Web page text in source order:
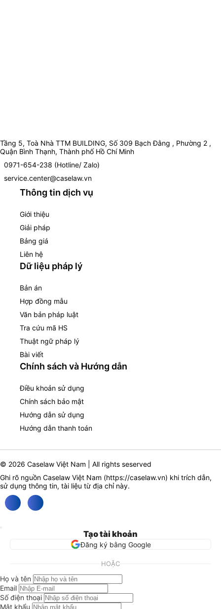
Tầng 5, Toà Nhà TTM BUILDING, Số 309 Bạch Đằng , Phường 2 ,
Quận Bình Thạnh, Thành phố Hồ Chí Minh
0971-654-238 (Hotline/ Zalo)
service.center@caselaw.vn
Thông tin dịch vụ
Giới thiệu
Giải pháp
Bảng giá
Liên hệ
Dữ liệu pháp lý
Bản án
Hợp đồng mẫu
Văn bản pháp luật
Tra cứu mã HS
Thuật ngữ pháp lý
Bài viết
Chính sách và Hướng dẫn
Điều khoản sử dụng
Chính sách bảo mật
Hướng dẫn sử dụng
Hướng dẫn thanh toán
© 2026 Caselaw Việt Nam | All rights seserved
Ghi rõ nguồn Caselaw Việt Nam (https://caselaw.vn) khi trích dẫn,
sử dụng thông tin, tài liệu từ địa chỉ này.
Tạo tài khoản
Đăng ký bằng Google
HOẶC
Họ và tên
Email
Số điện thoại
Mật khẩu